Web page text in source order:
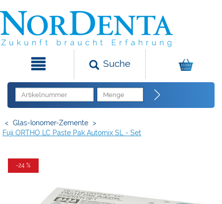
Suche
< Glas-Ionomer-Zemente >
Fuji ORTHO LC Paste Pak Automix SL - Set
-24 %